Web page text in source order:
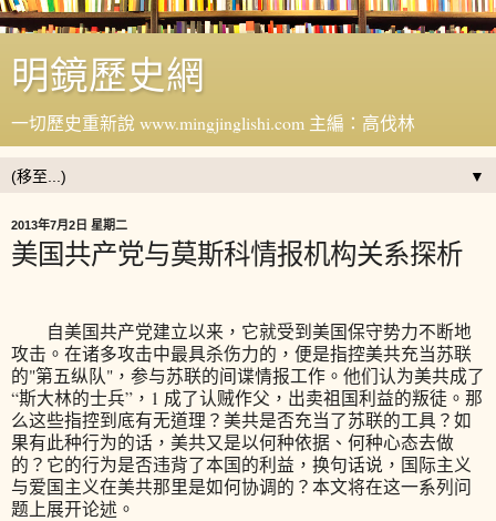
明鏡歷史網
一切歷史重新說 www.mingjinglishi.com 主編：高伐林
▼
2013年7月2日 星期二
美国共产党与莫斯科情报机构关系探析
自美国共产党建立以来，它就受到美国保守势力不断地
攻击。在诸多攻击中最具杀伤力的，便是指控美共充当苏联
的"第五纵队"，参与苏联的间谍情报工作。他们认为美共成了
“斯大林的士兵”，1 成了认贼作父，出卖祖国利益的叛徒。那
么这些指控到底有无道理？美共是否充当了苏联的工具？如
果有此种行为的话，美共又是以何种依据、何种心态去做
的？它的行为是否违背了本国的利益，换句话说，国际主义
与爱国主义在美共那里是如何协调的？本文将在这一系列问
题上展开论述。